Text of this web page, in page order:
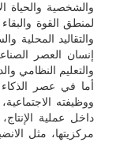
والشخصية والحياة
لمنطق القوة
والتقاليد المحلية
إنسان العصر
والتعليم النظامي
أما في عصر
ووظيفته
داخل عملية
مركزيتها، مثل